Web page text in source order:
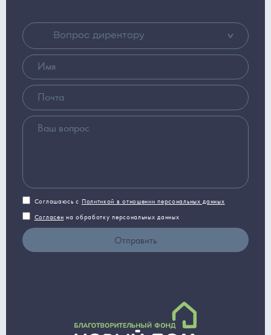
Вопрос директору
Соглашаюсь с Политикой в отношении персональных данных
Согласен на обработку персональных данных
Отправить